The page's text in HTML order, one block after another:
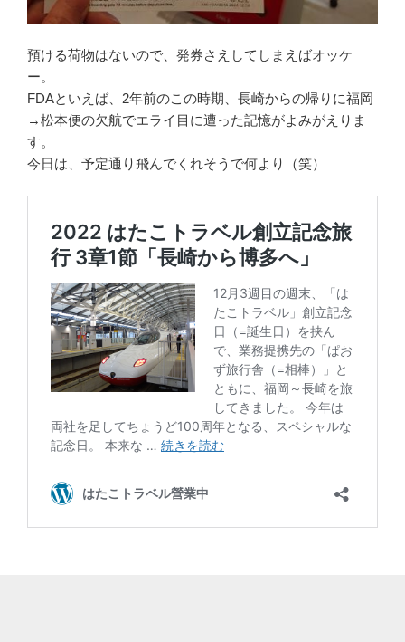
預ける荷物はないので、発券さえしてしまえばオッケ
ー。
FDAといえば、2年前のこの時期、長崎からの帰りに福岡
→松本便の欠航でエライ目に遭った記憶がよみがえりま
す。
今日は、予定通り飛んでくれそうで何より（笑）